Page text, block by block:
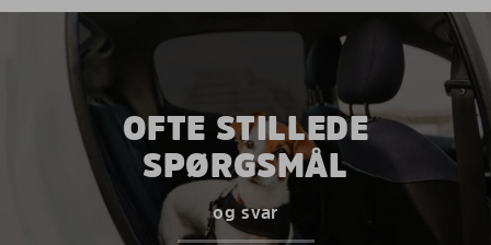
OFTE STILLEDE
SPØRGSMÅL
og svar